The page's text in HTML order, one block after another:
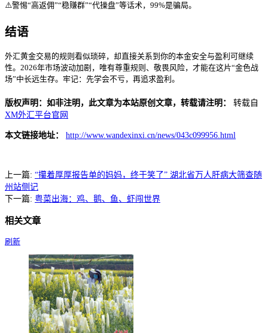
⚠️警惕“高返佣”“稳赚群”“代操盘”等话术，99%是骗局。
结语
外汇黄金交易的规则看似琐碎，却直接关系到你的本金安全与盈利可继续
性。2026年市场波动加剧，唯有尊重规则、敬畏风险，才能在这片“金色战
场”中长远生存。牢记：先学会不亏，再追求盈利。
版权声明：如非注明，此文章为本站原创文章，转载请注明：
转载自
XM外汇平台官网
本文链接地址： http://www.wandexinxi.cn/news/043c099956.html
上一篇: “攥着厚厚报告单的妈妈，终于笑了” 湖北省万人肝病大筛查随
州站侧记
下一篇: 粤菜出海：鸡、鹅、鱼、虾闯世界
相关文章
刷新